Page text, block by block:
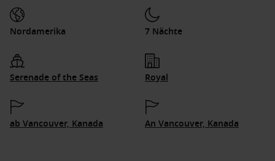
Nordamerika 7 Nächte
Serenade of the Seas Royal
ab Vancouver, Kanada An Vancouver, Kanada